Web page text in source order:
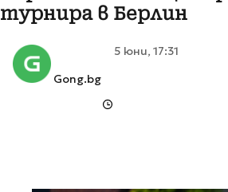
турнира в Берлин
Gong.bg
5 юни, 17:31